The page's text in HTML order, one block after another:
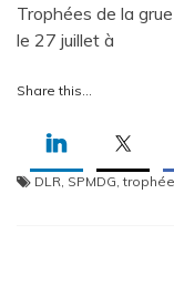
Trophées de la
le 27 juillet à
Share this...
DLR SPMDG ,